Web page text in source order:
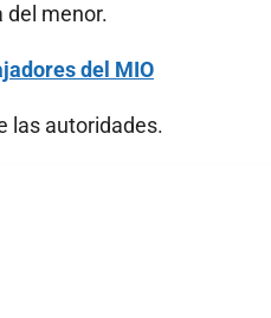
del menor.
del MIO
las autoridades.